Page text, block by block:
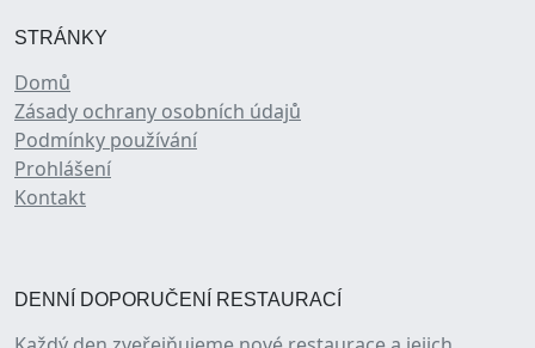
STRÁNKY
Domů
Zásady ochrany osobních údajů
Podmínky používání
Prohlášení
Kontakt
DENNÍ DOPORUČENÍ RESTAURACÍ